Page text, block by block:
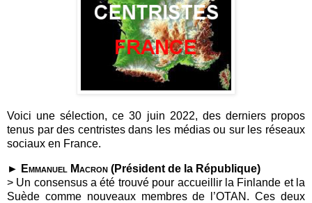
Voici une sélection, ce 30 juin 2022, des derniers propos
tenus par des centristes dans les médias ou sur les réseaux
sociaux en France.
► Emmanuel Macron (Président de la République)
> Un consensus a été trouvé pour accueillir la Finlande et la
Suède comme nouveaux membres de l’OTAN. Ces deux